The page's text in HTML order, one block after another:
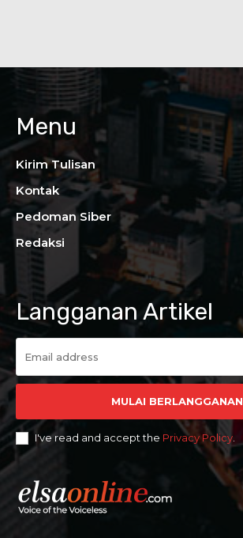
Langganan Artikel
MULAI BERLANGGANAN
I've read and accept the Privacy Policy
Menu
Kirim Tulisan
Kontak
Pedoman Siber
Redaksi